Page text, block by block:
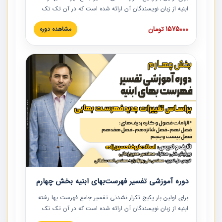
ابنیه از زبان نویسندگان آن ارائه شده است که در آن تک تک
ردیف ها و مطالب فهرست بها تفسیر و ارائه شده است. این
دوره به صورت کامل تصویری بوده و به همراه تصاویر عملیات
دوره با کلام مهندس علیرضاحسین‌زاده مدیر پروژه مهندسی
مشاور در امر بازنگری فهرست بها رشته ابنیه ارائه شده و به تمام
همکارانی که در حوزه صنعت ساخت در حال فعالیت هستند حتما
توصیه می کنیم از مطالب این دوره استفاده نمایند.
1575000 تومان مشاهده دوره
دوره آموزشی تفسیر فهرست‌بهای ابنیه بخش چهارم
برای اولین بار پکیج تکرار نشدنی تفسیر جامع فهرست بها رشته
ابنیه از زبان نویسندگان آن ارائه شده است که در آن تک تک
ردیف ها و مطالب فهرست بها تفسیر و ارائه شده است. این